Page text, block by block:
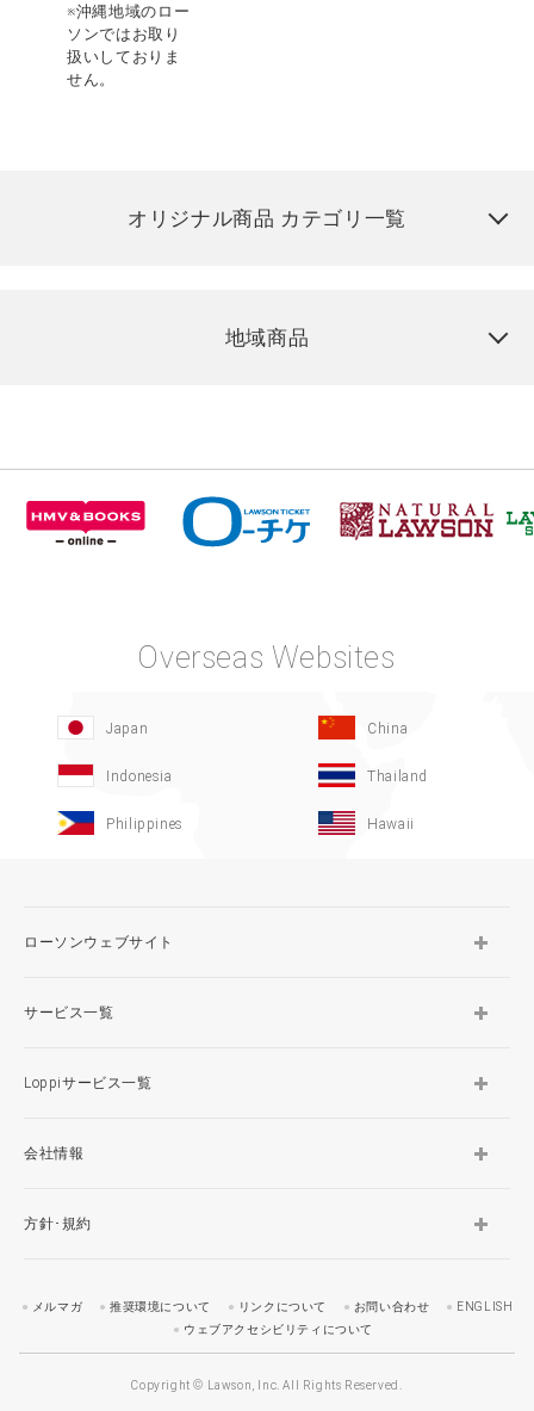
※沖縄地域のロー
ソンではお取り
扱いしておりま
せん。
オリジナル商品 カテゴリ一覧
地域商品
Overseas Websites
Japan China
Indonesia Thailand
Philippines Hawaii
ローソンウェブサイト
サービス一覧
Loppiサービス一覧
会社情報
方針･規約
メルマガ 推奨環境について リンクについて お問い合わせ
ENGLISH
ウェブアクセシビリティについて
Copyright © Lawson, Inc. All Rights Reserved.